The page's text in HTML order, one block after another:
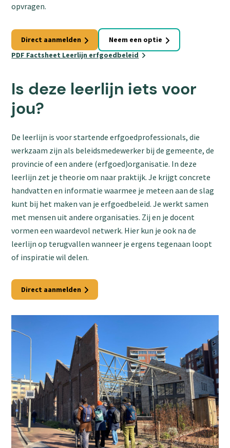
opvragen.
Direct aanmelden
Neem een optie
PDF Factsheet Leerlijn erfgoedbeleid
Is deze leerlijn iets voor
jou?
De leerlijn is voor startende erfgoedprofessionals, die
werkzaam zijn als beleidsmedewerker bij de gemeente, de
provincie of een andere (erfgoed)organisatie. In deze
leerlijn zet je theorie om naar praktijk. Je krijgt concrete
handvatten en informatie waarmee je meteen aan de slag
kunt bij het maken van je erfgoedbeleid. Je werkt samen
met mensen uit andere organisaties. Zij en je docent
vormen een waardevol netwerk. Hier kun je ook na de
leerlijn op terugvallen wanneer je ergens tegenaan loopt
of inspiratie wil delen.
Direct aanmelden